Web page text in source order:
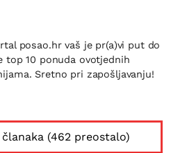
posao.hr vaš je pr(a)vi put do
top 10 ponuda ovotjednih
Sretno pri zapošljavanju!
(462 preostalo)